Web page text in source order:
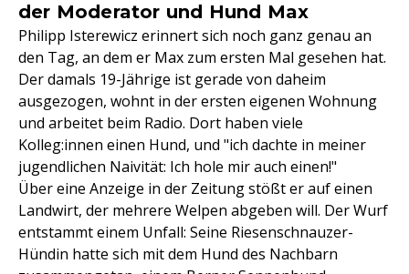
der Moderator und Hund Max
Philipp Isterewicz erinnert sich noch ganz genau an
den Tag, an dem er Max zum ersten Mal gesehen hat.
Der damals 19-Jährige ist gerade von daheim
ausgezogen, wohnt in der ersten eigenen Wohnung
und arbeitet beim Radio. Dort haben viele
Kolleg:innen einen Hund, und "ich dachte in meiner
jugendlichen Naivität: Ich hole mir auch einen!"
Über eine Anzeige in der Zeitung stößt er auf einen
Landwirt, der mehrere Welpen abgeben will. Der Wurf
entstammt einem Unfall: Seine Riesenschnauzer-
Hündin hatte sich mit dem Hund des Nachbarn